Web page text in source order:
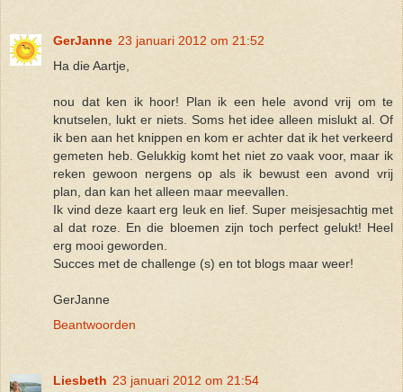
GerJanne 23 januari 2012 om 21:52
Ha die Aartje,
nou dat ken ik hoor! Plan ik een hele avond vrij om te
knutselen, lukt er niets. Soms het idee alleen mislukt al. Of
ik ben aan het knippen en kom er achter dat ik het verkeerd
gemeten heb. Gelukkig komt het niet zo vaak voor, maar ik
reken gewoon nergens op als ik bewust een avond vrij
plan, dan kan het alleen maar meevallen.
Ik vind deze kaart erg leuk en lief. Super meisjesachtig met
al dat roze. En die bloemen zijn toch perfect gelukt! Heel
erg mooi geworden.
Succes met de challenge (s) en tot blogs maar weer!
GerJanne
Beantwoorden
Liesbeth 23 januari 2012 om 21:54